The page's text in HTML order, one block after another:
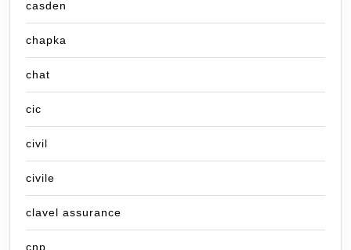
casden
chapka
chat
cic
civil
civile
clavel assurance
cnp